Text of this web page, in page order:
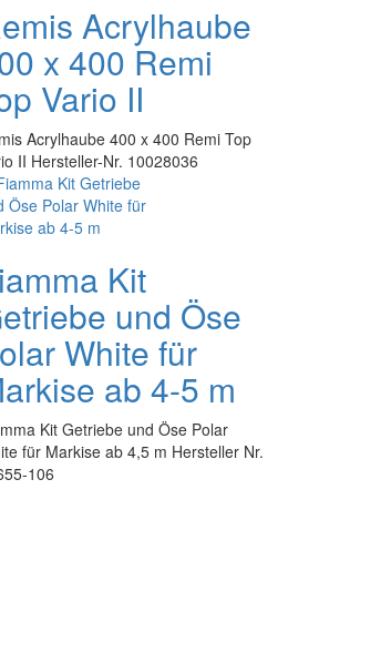
Acrylhaube
x 400 Remi
Vario II
Acrylhaube 400 x 400 Remi Top
II Hersteller-Nr. 10028036
Kit
und Öse
White für
ab 4-5 m
Kit Getriebe und Öse Polar
für Markise ab 4,5 m Hersteller Nr.
106